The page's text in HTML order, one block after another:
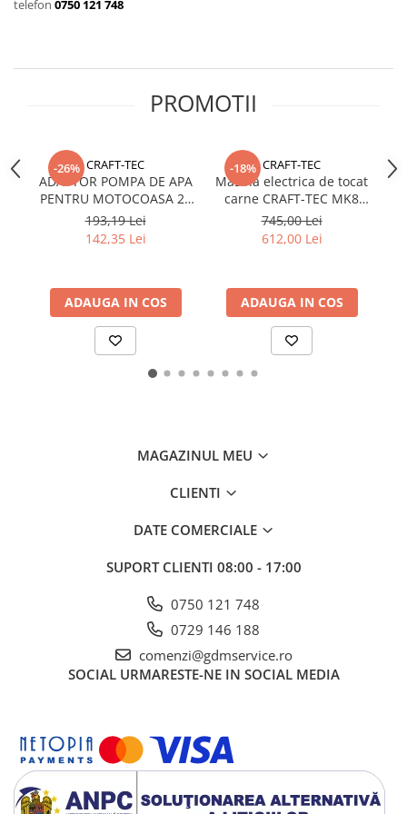
telefon 0750 121 748
PROMOTII
-26% CRAFT-TEC
ADAPTOR POMPA DE APA
PENTRU MOTOCOASA 26
MM X 9 DINTI
193,19 Lei
142,35 Lei
ADAUGA IN COS
-18% CRAFT-TEC
Masina electrica de tocat
carne CRAFT-TEC MK8
semiprofesionala 800W
MX709
745,00 Lei
612,00 Lei
ADAUGA IN COS
MAGAZINUL MEU
CLIENTI
DATE COMERCIALE
SUPORT CLIENTI 08:00 - 17:00
0750 121 748
0729 146 188
comenzi@gdmservice.ro
SOCIAL URMARESTE-NE IN SOCIAL MEDIA